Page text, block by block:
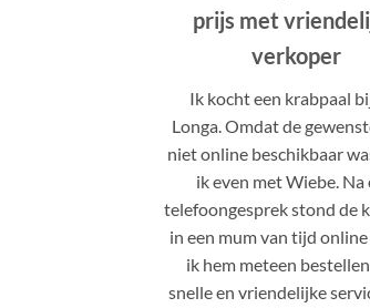
prijs met
verkoper
Ik kocht een krabpaal
Longa. Omdat de
niet online beschikbaar
ik even met Wiebe. Na
telefoongesprek stond de
in een mum van tijd
ik hem meteen
snelle en vriendelijke